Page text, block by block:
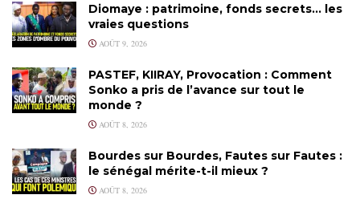
Diomaye : patrimoine, fonds secrets… les
vraies questions
AOÛT 9, 2026
PASTEF, KIIRAY, Provocation : Comment
Sonko a pris de l’avance sur tout le
monde ?
AOÛT 8, 2026
Bourdes sur Bourdes, Fautes sur Fautes :
le sénégal mérite-t-il mieux ?
AOÛT 8, 2026